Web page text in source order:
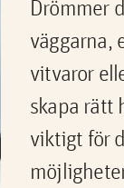
Drömmer
väggarna,
vitvaror
skapa rätt
viktigt för